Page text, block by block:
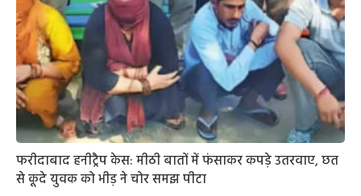
फरीदाबाद हनीट्रैप केस: मीठी बातों में फंसाकर कपड़े उतरवाए, छत
से कूदे युवक को भीड़ ने चोर समझ पीटा